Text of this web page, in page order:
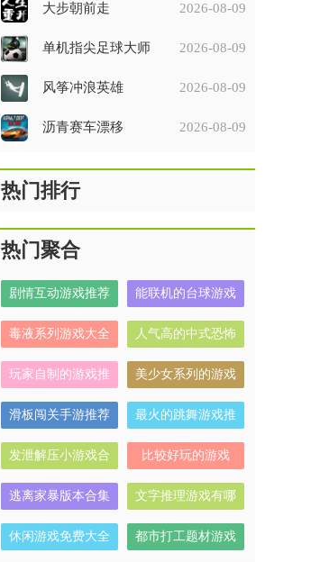
大步朝前走 2026-08-09
单机指尖足球大师 2026-08-09
风筝冲浪英雄 2026-08-09
沥青赛车漂移 2026-08-09
热门排行
热门聚合
剧情互动游戏推荐 能联机的台球游戏
毒液系列游戏大全
人气高的中式恐怖
解谜游戏有哪些
玩家自制的游戏推
荐
美少女系列的游戏
有哪些
滑板闯关手游推荐
最火的跳舞游戏推
荐
发泄解压小游戏合
集
比较好玩的游戏
逃离家暴版本合集
文字推理游戏有哪
些
休闲游戏免费大全
都市打工题材游戏